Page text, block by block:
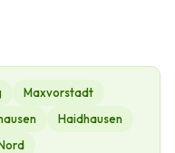
Maxvorstadt
Haidhausen